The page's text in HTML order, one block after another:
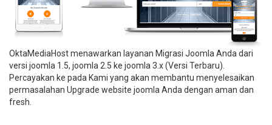
OktaMediaHost menawarkan layanan Migrasi Joomla Anda dari
versi joomla 1.5, joomla 2.5 ke joomla 3.x (Versi Terbaru).
Percayakan ke pada Kami yang akan membantu menyelesaikan
permasalahan Upgrade website joomla Anda dengan aman dan
fresh.